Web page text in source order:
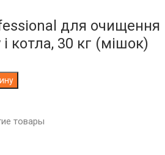
для очищення
котла, 30 кг (мішок)
товары